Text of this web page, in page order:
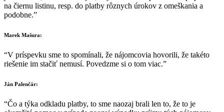
na čiernu listinu, resp. do platby rôznych úrokov z omeškania a
podobne.”
Marek Mašura:
“V príspevku sme to spomínali, že nájomcovia hovorili, že takéto
riešenie im stačiť nemusí. Povedzme si o tom viac.”
Ján Palenčár:
“Čo a týka odkladu platby, to sme naozaj brali len to, že to je